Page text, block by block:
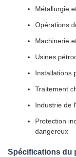
Métallurgie
Opérations
Machinerie
Usines
Installations
Traitement
Industrie de
Protection
dangereux
Spécifications du